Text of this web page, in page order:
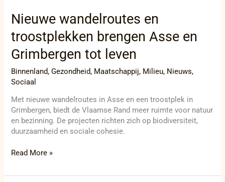
Nieuwe wandelroutes en
troostplekken brengen Asse en
Grimbergen tot leven
Binnenland,Gezondheid, Maatschappij, Milieu, Nieuws,
Sociaal
Met nieuwe wandelroutes in Asse en een troostplek in
Grimbergen, biedt de Vlaamse Rand meer ruimte voor natuur
en bezinning. De projecten richten zich op biodiversiteit,
duurzaamheid en sociale cohesie.
Read More »